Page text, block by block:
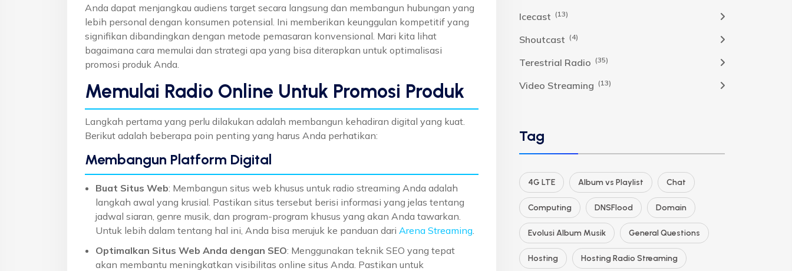
Anda dapat menjangkau audiens target secara langsung dan membangun hubungan yang
lebih personal dengan konsumen potensial. Ini memberikan keunggulan kompetitif yang
signifikan dibandingkan dengan metode pemasaran konvensional. Mari kita lihat
bagaimana cara memulai dan strategi apa yang bisa diterapkan untuk optimalisasi
promosi produk Anda.
Memulai Radio Online Untuk Promosi Produk
Langkah pertama yang perlu dilakukan adalah membangun kehadiran digital yang kuat.
Berikut adalah beberapa poin penting yang harus Anda perhatikan:
Membangun Platform Digital
Buat Situs Web: Membangun situs web khusus untuk radio streaming Anda adalah
langkah awal yang krusial. Pastikan situs tersebut berisi informasi yang jelas tentang
jadwal siaran, genre musik, dan program-program khusus yang akan Anda tawarkan.
Untuk lebih dalam tentang hal ini, Anda bisa merujuk ke panduan dari Arena Streaming
Optimalkan Situs Web Anda dengan SEO: Menggunakan teknik SEO yang tepat
akan membantu meningkatkan visibilitas online situs Anda. Pastikan untuk
Icecast (13)
Shoutcast (4)
Terestrial Radio (35)
Video Streaming (13)
Tag
4G LTE Album vs Playlist Chat
Computing DNSFlood Domain
Evolusi Album Musik General Questions
Hosting Hosting Radio Streaming